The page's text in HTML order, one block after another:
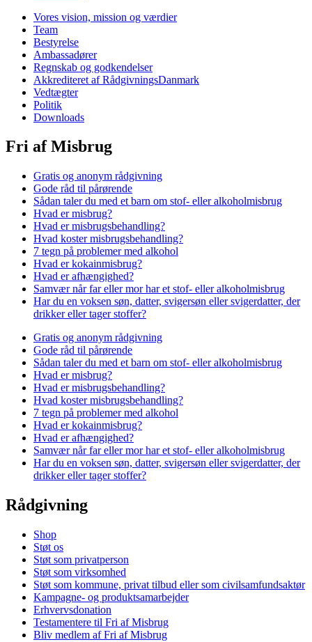
Vores vision, mission og værdier
Team
Bestyrelse
Ambassadører
Regnskab og godkendelser
Akkrediteret af RådgivningsDanmark
Vedtægter
Politik
Downloads
Fri af Misbrug
Gratis og anonym rådgivning
Gode råd til pårørende
Sådan taler du med et barn om stof- eller alkoholmisbrug
Hvad er misbrug?
Hvad er misbrugsbehandling?
Hvad koster misbrugsbehandling?
7 tegn på problemer med alkohol
Hvad er kokainmisbrug?
Hvad er afhængighed?
Samvær når far eller mor har et stof- eller alkoholmisbrug
Har du en voksen søn, datter, svigersøn eller svigerdatter, der
drikker eller tager stoffer?
Gratis og anonym rådgivning
Gode råd til pårørende
Sådan taler du med et barn om stof- eller alkoholmisbrug
Hvad er misbrug?
Hvad er misbrugsbehandling?
Hvad koster misbrugsbehandling?
7 tegn på problemer med alkohol
Hvad er kokainmisbrug?
Hvad er afhængighed?
Samvær når far eller mor har et stof- eller alkoholmisbrug
Har du en voksen søn, datter, svigersøn eller svigerdatter, der
drikker eller tager stoffer?
Rådgivning
Shop
Støt os
Støt som privatperson
Støt som virksomhed
Støt som kommune, privat tilbud eller som civilsamfundsaktør
Kampagne- og produktsamarbejder
Erhvervsdonation
Testamentere til Fri af Misbrug
Bliv medlem af Fri af Misbrug